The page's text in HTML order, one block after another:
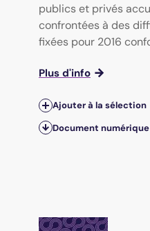
publics et privés
confrontées à des
fixées pour 2016
Plus d'info
Ajouter à la sélection
Document numérique